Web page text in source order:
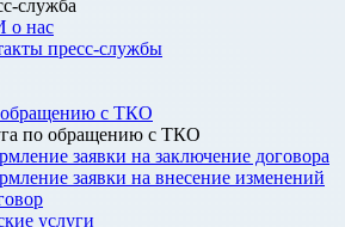
служба
нас
пресс-службы
обращению с ТКО
по обращению с ТКО
заявки на заключение договора
заявки на внесение изменений
услуги